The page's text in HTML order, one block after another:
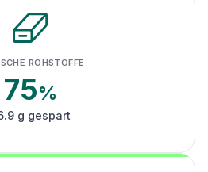
ROHSTOFFE
75%
g gespart